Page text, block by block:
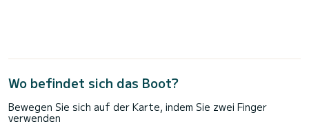
Wo befindet sich das Boot?
Bewegen Sie sich auf der Karte, indem Sie zwei Finger
verwenden